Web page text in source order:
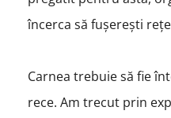
încerca să fușerești
Carnea trebuie să fie
rece. Am trecut prin